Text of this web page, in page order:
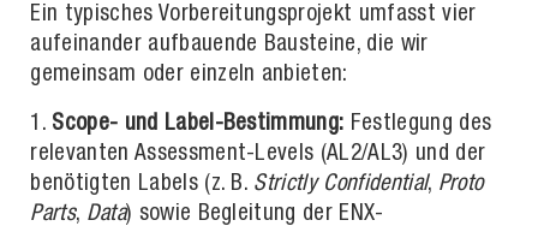
Ein typisches Vorbereitungsprojekt umfasst vier
aufeinander aufbauende Bausteine, die wir
gemeinsam oder einzeln anbieten:
Scope- und Label-Bestimmung: Festlegung des
relevanten Assessment-Levels (AL2/AL3) und der
benötigten Labels (z. B. Strictly Confidential, Proto
Parts, Data) sowie Begleitung der ENX-